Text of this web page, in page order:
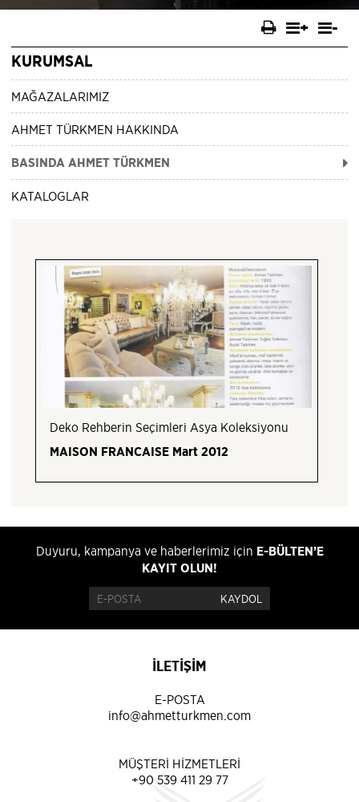
YEMEK GRUBU ÜRÜN GALERİSİ
UYKU GRUBU ÜRÜN GALERİSİ
+
-
KURUMSAL
MAĞAZALARIMIZ
AHMET TÜRKMEN HAKKINDA
BASINDA AHMET TÜRKMEN
KATALOGLAR
Deko Rehberin Seçimleri Asya Koleksiyonu
MAISON FRANCAISE Mart 2012
Duyuru, kampanya ve haberlerimiz için E-BÜLTEN’E
KAYIT OLUN!
İLETİŞİM
E-POSTA
info@ahmetturkmen.com
MÜŞTERİ HİZMETLERİ
+90 539 411 29 77